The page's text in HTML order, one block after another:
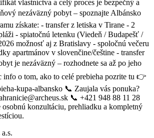
vlastníctva a celý proces je bezpečný a
nezáväzný pobyt – spoznajte Albánsko
získate: - transfer z letiska v Tirane - 2
- spiatočnú letenku (Viedeň / Budapešť /
možnosť aj z Bratislavy - spoločnú večeru
apartmánov v slovenčine/češtine - transfer
je nezáväzný – rozhodnete sa až po jeho
info o tom, ako to celé prebieha pozrite tu 👉
kupa-albansko 📞 Zaujala vás ponuka?
📞 +421 948 88 11 28
konzultáciu, prehliadku a kompletný